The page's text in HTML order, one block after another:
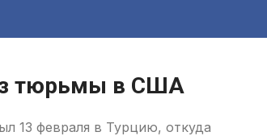
тюрьмы в США
13 февраля в Турцию, откуда